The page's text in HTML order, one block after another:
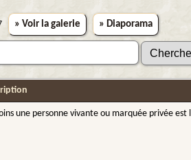
» Voir la galerie » Diaporama
une personne vivante ou marquée privée